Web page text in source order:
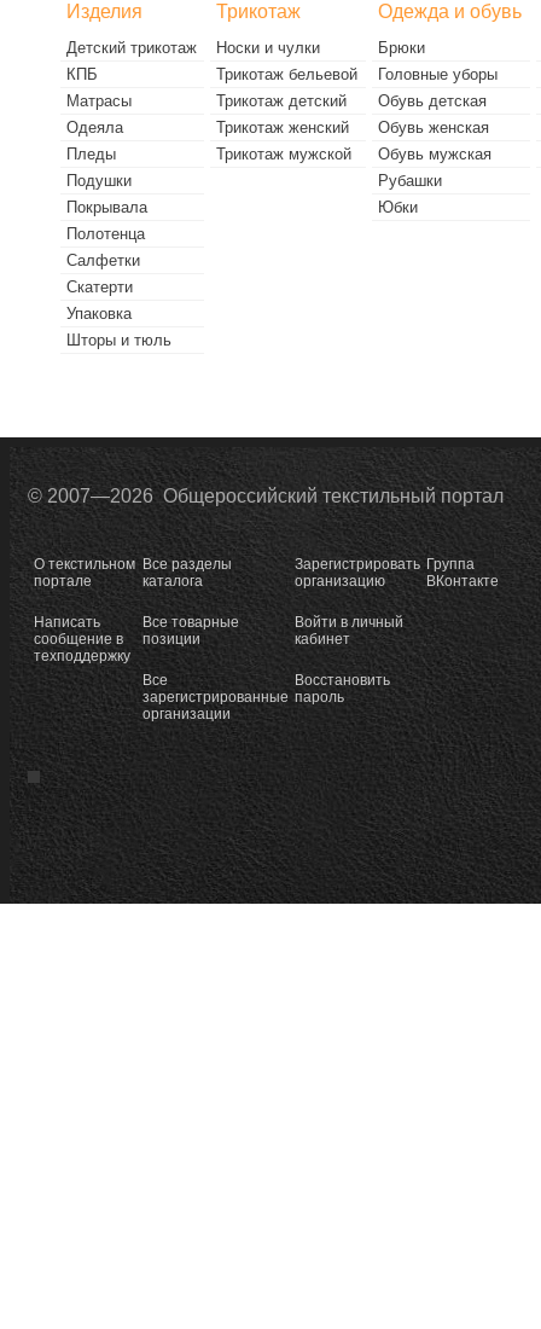
Изделия
Детский трикотаж
КПБ
Матрасы
Одеяла
Пледы
Подушки
Покрывала
Полотенца
Салфетки
Скатерти
Упаковка
Шторы и тюль
Трикотаж
Носки и чулки
Трикотаж бельевой
Трикотаж детский
Трикотаж женский
Трикотаж мужской
Одежда и обувь
Брюки
Головные уборы
Обувь детская
Обувь женская
Обувь мужская
Рубашки
Юбки
© 2007—2026 Общероссийский текстильный портал
О текстильном
портале
Написать
сообщение в
техподдержку
Все разделы
каталога
Все товарные
позиции
Все
зарегистрированные
организации
Зарегистрировать
организацию
Войти в личный
кабинет
Восстановить
пароль
Группа
ВКонтакте